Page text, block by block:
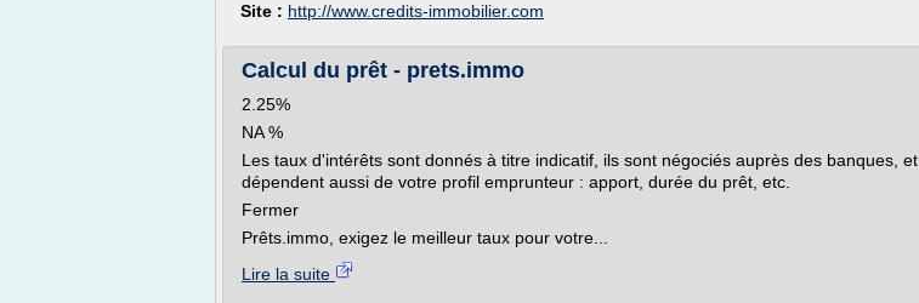
Site : http://www.credits-immobilier.com
Calcul du prêt - prets.immo
2.25%
NA %
Les taux d'intérêts sont donnés à titre indicatif, ils sont négociés auprès des banques, et
dépendent aussi de votre profil emprunteur : apport, durée du prêt, etc.
Fermer
Prêts.immo, exigez le meilleur taux pour votre...
Lire la suite